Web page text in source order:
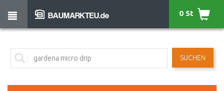
SUCHEN
0 St